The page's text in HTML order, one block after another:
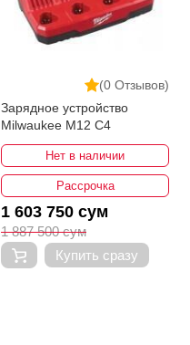
(0 Отзывов)
Зарядное устройство
Milwaukee M12 C4
Нет в наличии
Рассрочка
1 603 750 сум
1 887 500 сум
Купить сразу